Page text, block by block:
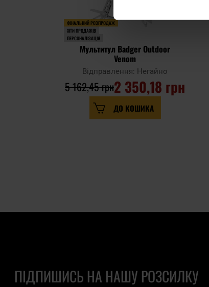
ФІНАЛЬНИЙ РОЗПРОДАЖ
ХІТИ ПРОДАЖІВ
ПЕРСОНАЛІЗАЦІЯ
Мультитул Badger Outdoor
Venom
Відправлення: Негайно
2 350,18 грн
5 162,45 грн
ДО КОШИКА
ПІДПИШИСЬ НА НАШУ РОЗСИЛКУ